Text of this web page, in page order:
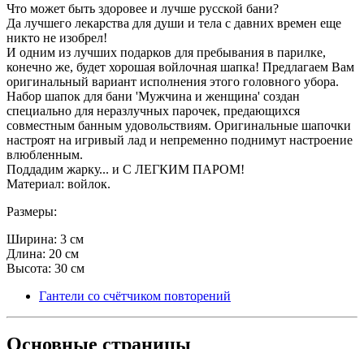
Что может быть здоровее и лучше русской бани?
Да лучшего лекарства для души и тела с давних времен еще
никто не изобрел!
И одним из лучших подарков для пребывания в парилке,
конечно же, будет хорошая войлочная шапка! Предлагаем Вам
оригинальный вариант исполнения этого головного убора.
Набор шапок для бани 'Мужчина и женщина' создан
специально для неразлучных парочек, предающихся
совместным банным удовольствиям. Оригинальные шапочки
настроят на игривый лад и непременно поднимут настроение
влюбленным.
Поддадим жарку... и С ЛЕГКИМ ПАРОМ!
Материал: войлок.
Размеры:
Ширина: 3 см
Длина: 20 см
Высота: 30 см
Гантели со счётчиком повторений
Основные страницы